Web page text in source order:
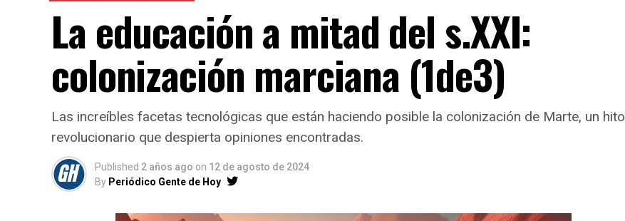
La educación a mitad del s.XXI:
colonización marciana (1de3)
Las increíbles facetas tecnológicas que están haciendo posible la colonización de Marte, un hito
revolucionario que despierta opiniones encontradas.
Published 2 años ago on 12 de agosto de 2024
By Periódico Gente de Hoy